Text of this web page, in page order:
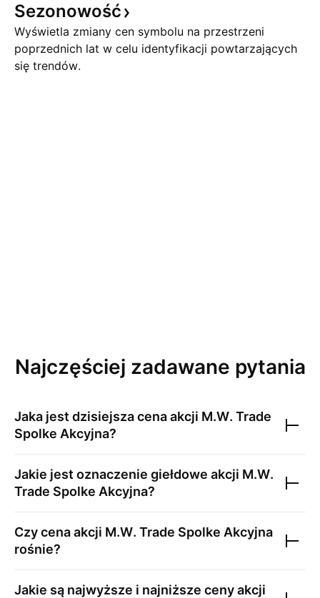
Sezonowość
Wyświetla zmiany cen symbolu na przestrzeni
poprzednich lat w celu identyfikacji powtarzających
się trendów.
Najczęściej zadawane pytania
Jaka jest dzisiejsza cena akcji M.W. Trade
Spolke Akcyjna?
Jakie jest oznaczenie giełdowe akcji M.W.
Trade Spolke Akcyjna?
Czy cena akcji M.W. Trade Spolke Akcyjna
rośnie?
Jakie są najwyższe i najniższe ceny akcji